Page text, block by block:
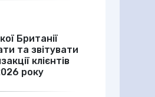
Британії
та звітувати
клієнтів
року